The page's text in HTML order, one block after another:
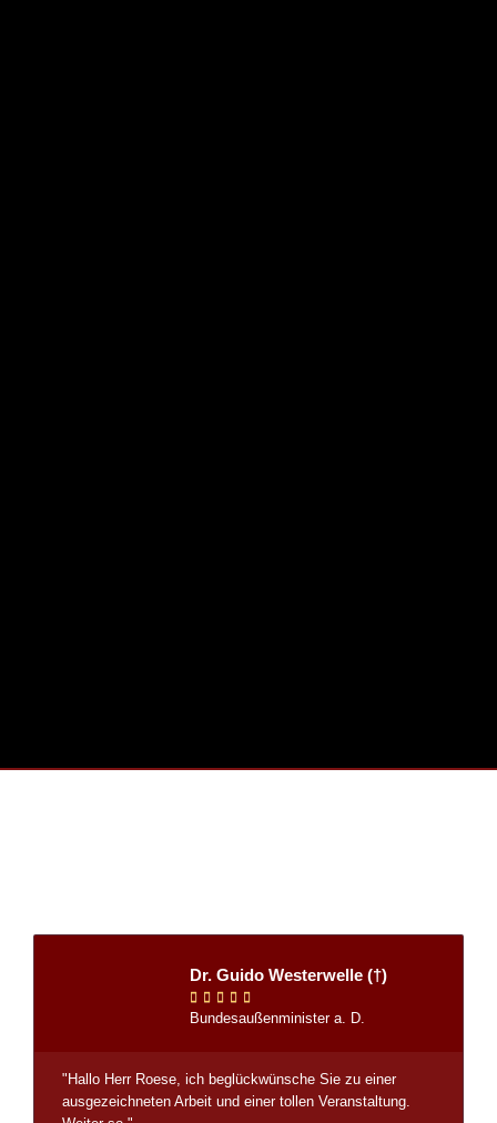
Dr. Guido Westerwelle (†)
    
Bundesaußenminister a. D.
"Hallo Herr Roese, ich beglückwünsche Sie zu einer
ausgezeichneten Arbeit und einer tollen Veranstaltung.